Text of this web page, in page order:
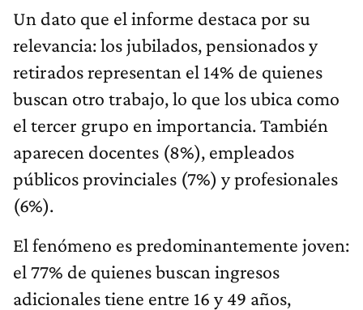
Un dato que el informe destaca por su
relevancia: los jubilados, pensionados y
retirados representan el 14% de quienes
buscan otro trabajo, lo que los ubica como
el tercer grupo en importancia. También
aparecen docentes (8%), empleados
públicos provinciales (7%) y profesionales
(6%).
El fenómeno es predominantemente joven:
el 77% de quienes buscan ingresos
adicionales tiene entre 16 y 49 años,